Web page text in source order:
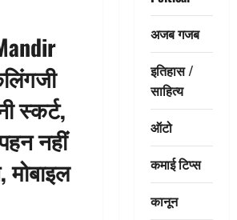
स्कर्ट,
नहीं
अजब गजब
इतिहास /
साहित्य
ऑटो
कमाई टिप्स
कानून